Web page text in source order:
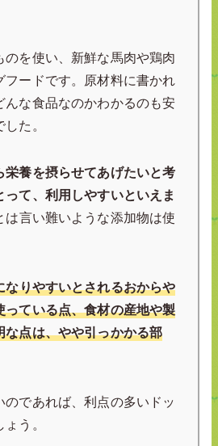
のを使い、新鮮な馬肉や鶏肉
フードです。原材料に書かれ
んな食品なのかわかるのも安
た。
栄養を摂らせてあげたいと考
って、利用しやすいといえま
は言い難いような添加物は使
なりやすいとされるおからや
っている点、食材の産地や製
な点は、やや引っかかる部
のであれば、利点の多いドッ
う。